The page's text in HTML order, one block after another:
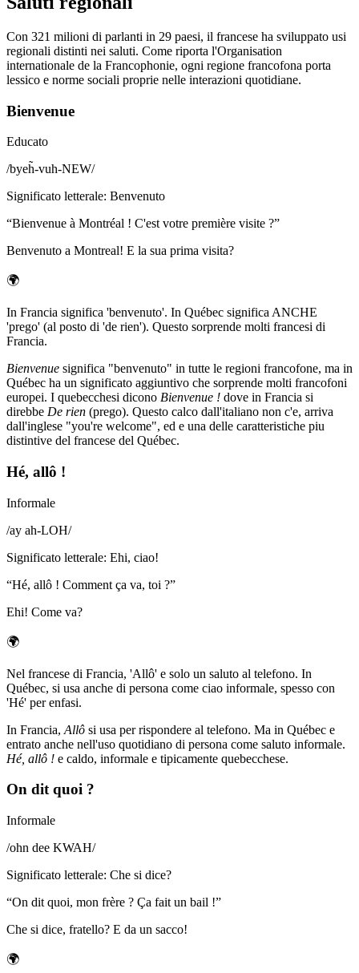
Con 321 milioni di parlanti in 29 paesi, il francese ha sviluppato usi
regionali distinti nei saluti. Come riporta l'Organisation
internationale de la Francophonie, ogni regione francofona porta
lessico e norme sociali proprie nelle interazioni quotidiane.
Bienvenue
Educato
/byeh̃-vuh-NEW/
Significato letterale: Benvenuto
“Bienvenue à Montréal ! C'est votre première visite ?”
Benvenuto a Montreal! E la sua prima visita?
🌍
In Francia significa 'benvenuto'. In Québec significa ANCHE
'prego' (al posto di 'de rien'). Questo sorprende molti francesi di
Francia.
Bienvenue significa "benvenuto" in tutte le regioni francofone, ma in
Québec ha un significato aggiuntivo che sorprende molti francofoni
europei. I quebecchesi dicono Bienvenue ! dove in Francia si
direbbe De rien (prego). Questo calco dall'italiano non c'e, arriva
dall'inglese "you're welcome", ed e una delle caratteristiche piu
distintive del francese del Québec.
Hé, allô !
Informale
/ay ah-LOH/
Significato letterale: Ehi, ciao!
“Hé, allô ! Comment ça va, toi ?”
Ehi! Come va?
🌍
Nel francese di Francia, 'Allô' e solo un saluto al telefono. In
Québec, si usa anche di persona come ciao informale, spesso con
'Hé' per enfasi.
In Francia, Allô si usa per rispondere al telefono. Ma in Québec e
entrato anche nell'uso quotidiano di persona come saluto informale.
Hé, allô ! e caldo, informale e tipicamente quebecchese.
On dit quoi ?
Informale
/ohn dee KWAH/
Significato letterale: Che si dice?
“On dit quoi, mon frère ? Ça fait un bail !”
Che si dice, fratello? E da un sacco!
🌍